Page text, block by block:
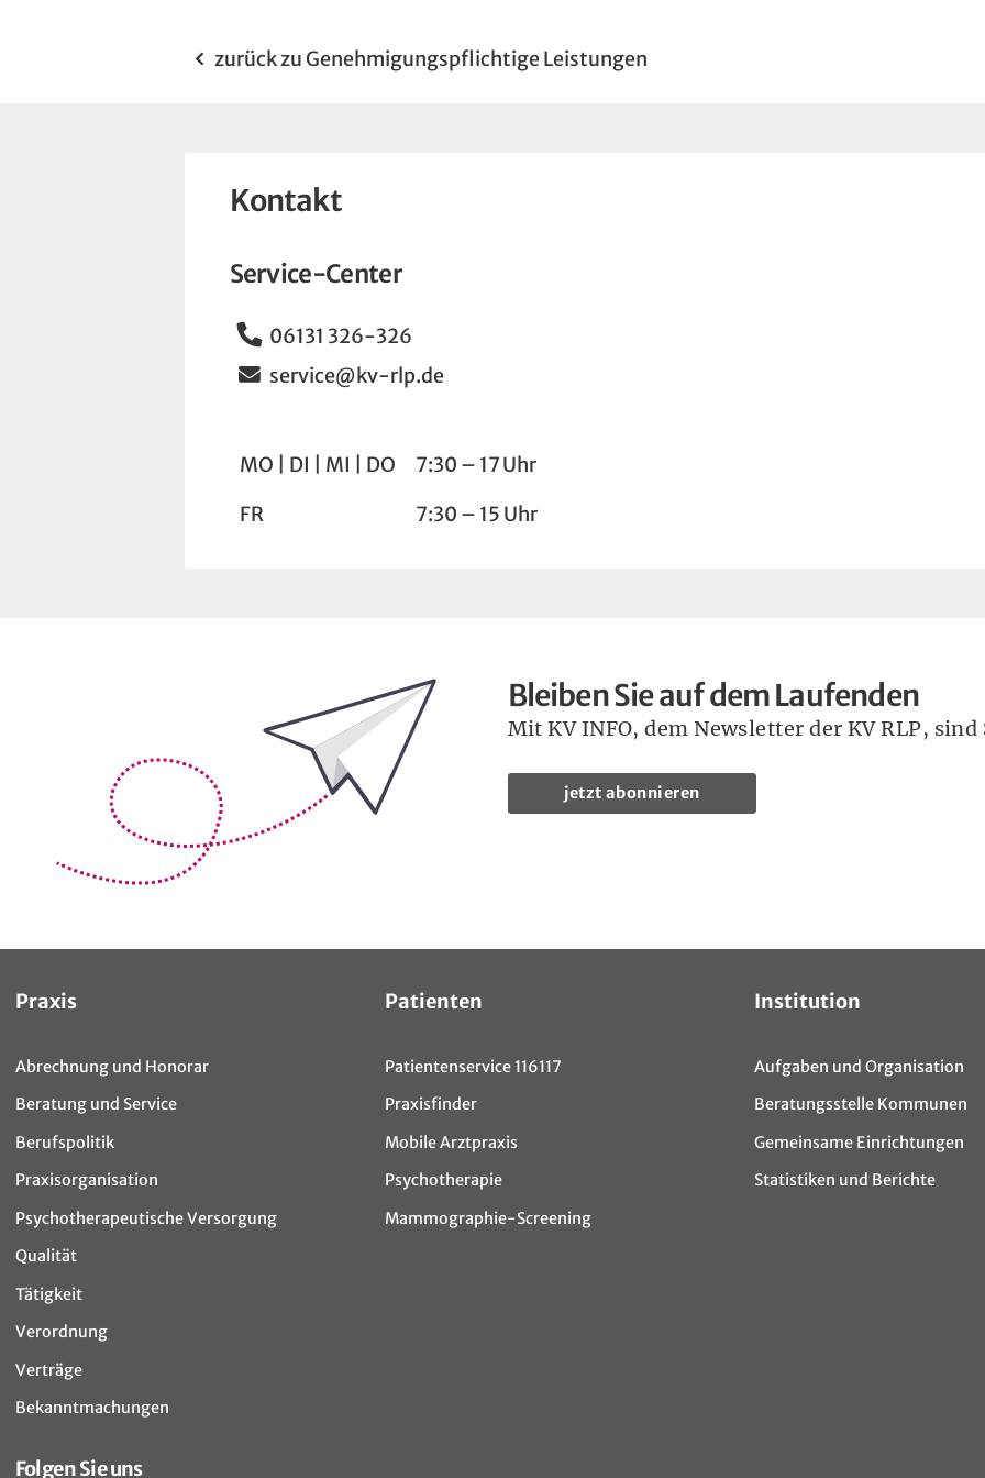
zurück zu Genehmigungspflichtige Leistungen
Kontakt
Service-Center
Telefon
06131 326-326
Email
service@kv-rlp.de
Wochentag Uhrzeit
MO DI MI DO
7:30 – 17 Uhr
FR
7:30 – 15 Uhr
Bleiben Sie auf dem Laufenden Bleiben Sie auf dem Laufenden
Mit KV INFO, dem Newsletter der KV RLP,
jetzt abonnieren
Sitemap
Praxis
Abrechnung und Honorar
Beratung und Service
Berufspolitik
Praxisorganisation
Psychotherapeutische Versorgung
Qualität
Tätigkeit
Verordnung
Verträge
Bekanntmachungen
Patienten
Patientenservice 116117
Praxisfinder
Mobile Arztpraxis
Psychotherapie
Mammographie-Screening
Institution
Aufgaben und Organisation
Beratungsstelle Kommunen
Gemeinsame Einrichtungen
Statistiken und Berichte
Folgen Sie uns